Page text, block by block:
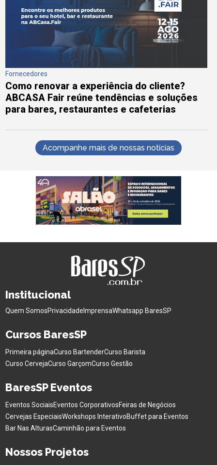
Fornecedores
Como renovar a experiência do cliente?
ABCASA Fair reúne tendências e soluções
para bares, restaurantes e cafeterias
Acompanhe mais de nossas notícias
Institucional
Quem SomosPrivacidade ImprensaWhatsapp BaresSP
Cursos BaresSP
Primeira páginaCurso BartenderCurso Barista
Curso CervejaCurso GarçomCurso Gestão
BaresSP Eventos
Eventos SociaisEventos CorporativosFeiras de Negócios
Cervejas EspeciaisWorkshops InterativoBuffet para Eventos
Bar Nas AlturasCaminhão para Eventos
Nossos Projetos